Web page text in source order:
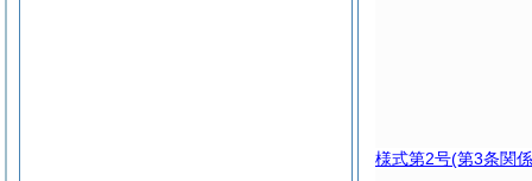
様式第2号(第3条関